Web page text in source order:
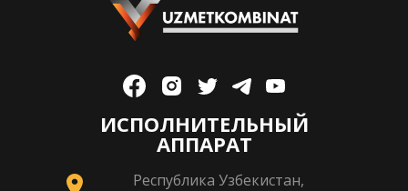
ИСПОЛНИТЕЛЬНЫЙ
АППАРАТ
Республика Узбекистан,